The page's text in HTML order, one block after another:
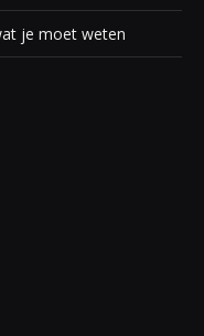
je moet weten